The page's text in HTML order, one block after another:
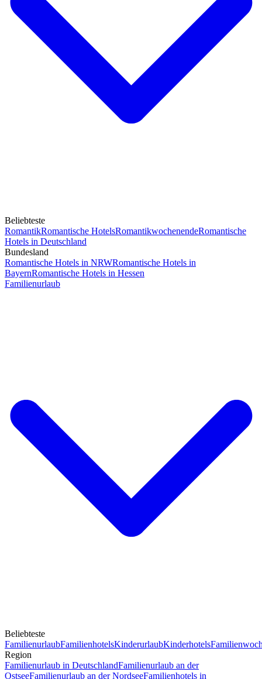
Beliebteste
RomantikRomantische HotelsRomantikwochenendeRomantische
Hotels in Deutschland
Bundesland
Romantische Hotels in NRWRomantische Hotels in
BayernRomantische Hotels in Hessen
Familienurlaub
Beliebteste
FamilienurlaubFamilienhotelsKinderurlaubKinderhotels
Region
Familienurlaub in DeutschlandFamilienurlaub an der
OstseeFamilienurlaub an der NordseeFamilienhotels in